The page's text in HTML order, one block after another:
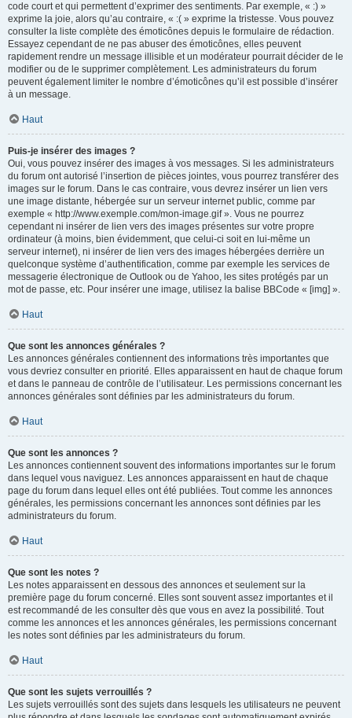
code court et qui permettent d’exprimer des sentiments. Par exemple, « :) »
exprime la joie, alors qu’au contraire, « :( » exprime la tristesse. Vous pouvez
consulter la liste complète des émoticônes depuis le formulaire de rédaction.
Essayez cependant de ne pas abuser des émoticônes, elles peuvent
rapidement rendre un message illisible et un modérateur pourrait décider de le
modifier ou de le supprimer complètement. Les administrateurs du forum
peuvent également limiter le nombre d’émoticônes qu’il est possible d’insérer
à un message.
Haut
Puis-je insérer des images ?
Oui, vous pouvez insérer des images à vos messages. Si les administrateurs
du forum ont autorisé l’insertion de pièces jointes, vous pourrez transférer des
images sur le forum. Dans le cas contraire, vous devrez insérer un lien vers
une image distante, hébergée sur un serveur internet public, comme par
exemple « http://www.exemple.com/mon-image.gif ». Vous ne pourrez
cependant ni insérer de lien vers des images présentes sur votre propre
ordinateur (à moins, bien évidemment, que celui-ci soit en lui-même un
serveur internet), ni insérer de lien vers des images hébergées derrière un
quelconque système d’authentification, comme par exemple les services de
messagerie électronique de Outlook ou de Yahoo, les sites protégés par un
mot de passe, etc. Pour insérer une image, utilisez la balise BBCode « [img] ».
Haut
Que sont les annonces générales ?
Les annonces générales contiennent des informations très importantes que
vous devriez consulter en priorité. Elles apparaissent en haut de chaque forum
et dans le panneau de contrôle de l’utilisateur. Les permissions concernant les
annonces générales sont définies par les administrateurs du forum.
Haut
Que sont les annonces ?
Les annonces contiennent souvent des informations importantes sur le forum
dans lequel vous naviguez. Les annonces apparaissent en haut de chaque
page du forum dans lequel elles ont été publiées. Tout comme les annonces
générales, les permissions concernant les annonces sont définies par les
administrateurs du forum.
Haut
Que sont les notes ?
Les notes apparaissent en dessous des annonces et seulement sur la
première page du forum concerné. Elles sont souvent assez importantes et il
est recommandé de les consulter dès que vous en avez la possibilité. Tout
comme les annonces et les annonces générales, les permissions concernant
les notes sont définies par les administrateurs du forum.
Haut
Que sont les sujets verrouillés ?
Les sujets verrouillés sont des sujets dans lesquels les utilisateurs ne peuvent